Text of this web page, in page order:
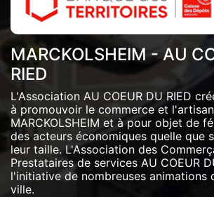
MARCKOLSHEIM - AU
RIED
L'Association AU COEUR DU RIED
à promouvoir le commerce et
MARCKOLSHEIM et à pour objet de
des acteurs économiques quelle que
leur taille. L'Association des
Prestataires de services AU COEUR
l'initiative de nombreuses animations
ville.